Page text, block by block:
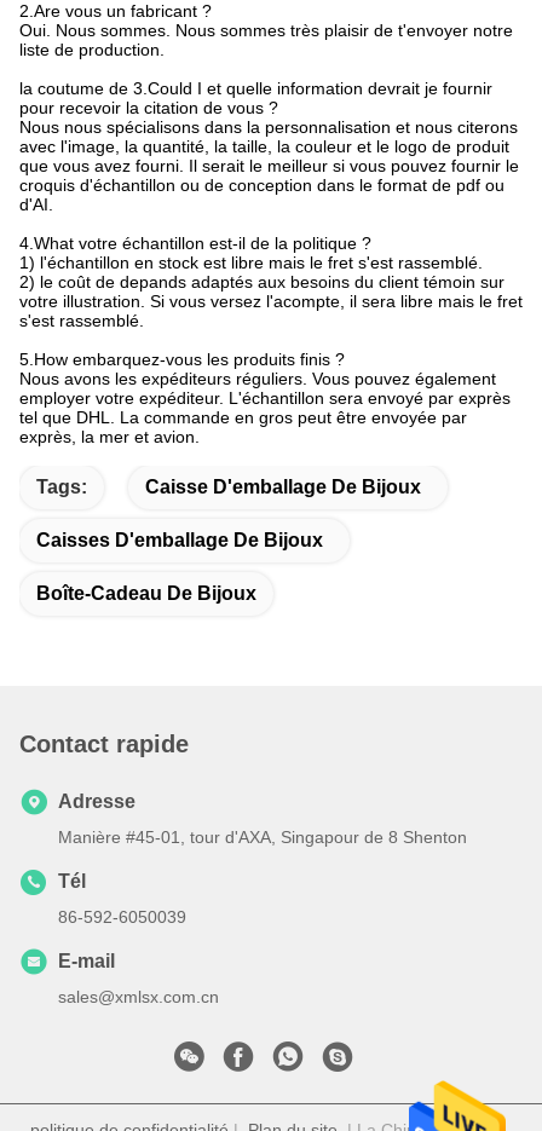
2.Are vous un fabricant ?
Oui. Nous sommes. Nous sommes très plaisir de t'envoyer notre
liste de production.
la coutume de 3.Could I et quelle information devrait je fournir
pour recevoir la citation de vous ?
Nous nous spécialisons dans la personnalisation et nous citerons
avec l'image, la quantité, la taille, la couleur et le logo de produit
que vous avez fourni. Il serait le meilleur si vous pouvez fournir le
croquis d'échantillon ou de conception dans le format de pdf ou
d'AI.
4.What votre échantillon est-il de la politique ?
1) l'échantillon en stock est libre mais le fret s'est rassemblé.
2) le coût de depands adaptés aux besoins du client témoin sur
votre illustration. Si vous versez l'acompte, il sera libre mais le fret
s'est rassemblé.
5.How embarquez-vous les produits finis ?
Nous avons les expéditeurs réguliers. Vous pouvez également
employer votre expéditeur. L'échantillon sera envoyé par exprès
tel que DHL. La commande en gros peut être envoyée par
exprès, la mer et avion.
Tags: Caisse D'emballage De Bijoux
Caisses D'emballage De Bijoux
Boîte-Cadeau De Bijoux
Contact rapide
Adresse
Manière #45-01, tour d'AXA, Singapour de 8 Shenton
Tél
86-592-6050039
E-mail
sales@xmlsx.com.cn